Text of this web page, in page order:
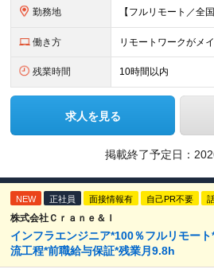
勤務地
働き方 リモートワークがメ
残業時間 10時間以内
求人を見る
掲載終了予定日：
NEW 正社員 面接情報有 自己PR不要
株式会社Ｃｒａｎｅ＆Ｉ
インフラエンジニア*100％フルリモー
流工程*前職給与保証*残業月9.8h